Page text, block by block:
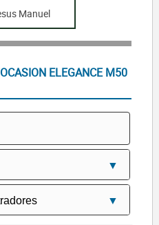
Manuel
ELEGANCE M50